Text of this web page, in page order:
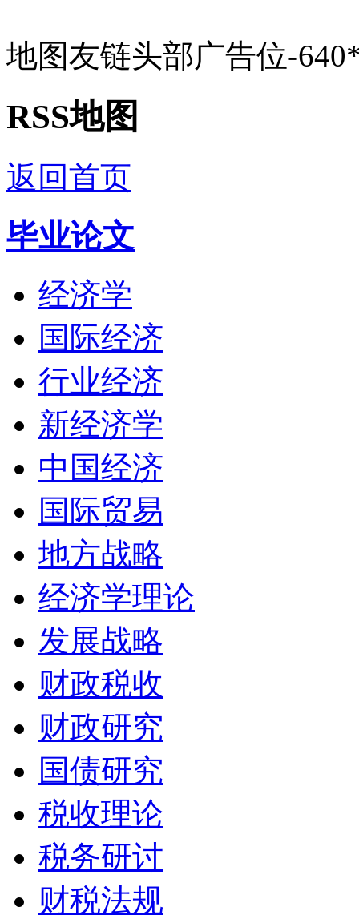
地图友链头部广告位-
RSS地图
返回首页
毕业论文
经济学
国际经济
行业经济
新经济学
中国经济
国际贸易
地方战略
经济学理论
发展战略
财政税收
财政研究
国债研究
税收理论
税务研讨
财税法规